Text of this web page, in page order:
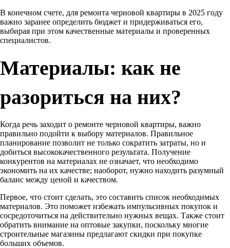
В конечном счете, для ремонта черновой квартиры в 2025 году
важно заранее определить бюджет и придерживаться его,
выбирая при этом качественные материалы и проверенных
специалистов.
Материалы: как не
разориться на них?
Когда речь заходит о ремонте черновой квартиры, важно
правильно подойти к выбору материалов. Правильное
планирование позволит не только сократить затраты, но и
добиться высококачественного результата. Получение
конкурентов на материалах не означает, что необходимо
экономить на их качестве; наоборот, нужно находить разумный
баланс между ценой и качеством.
Первое, что стоит сделать, это составить список необходимых
материалов. Это поможет избежать импульсивных покупок и
сосредоточиться на действительно нужных вещах. Также стоит
обратить внимание на оптовые закупки, поскольку многие
строительные магазины предлагают скидки при покупке
больших объемов.